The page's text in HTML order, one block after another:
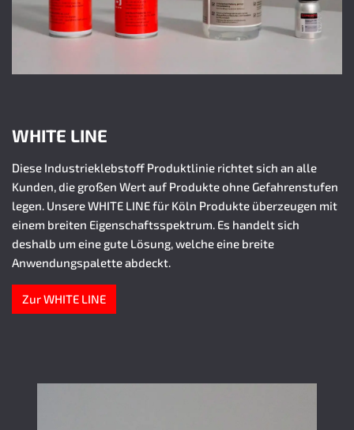
WHITE LINE
Diese Industrieklebstoff Produktlinie richtet sich an alle
Kunden, die großen Wert auf Produkte ohne Gefahrenstufen
legen. Unsere WHITE LINE für Köln Produkte überzeugen mit
einem breiten Eigenschaftsspektrum. Es handelt sich
deshalb um eine gute Lösung, welche eine breite
Anwendungspalette abdeckt.
Zur WHITE LINE